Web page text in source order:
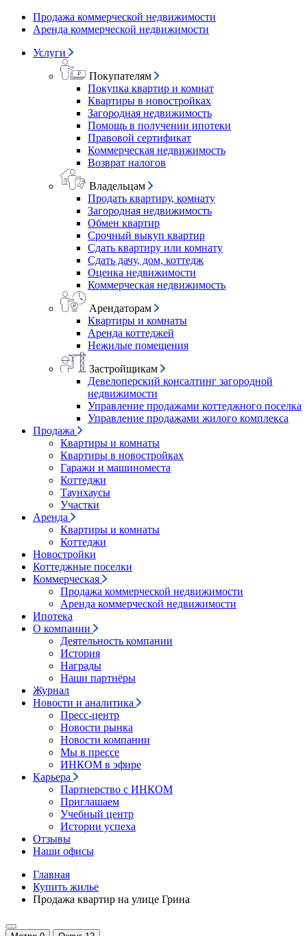
Продажа коммерческой недвижимости
Аренда коммерческой недвижимости
Услуги
Покупателям
Покупка квартир и комнат
Квартиры в новостройках
Загородная недвижимость
Помощь в получении ипотеки
Правовой сертификат
Коммерческая недвижимость
Возврат налогов
Владельцам
Продать квартиру, комнату
Загородная недвижимость
Обмен квартир
Срочный выкуп квартир
Сдать квартиру или комнату
Сдать дачу, дом, коттедж
Оценка недвижимости
Коммерческая недвижимость
Арендаторам
Квартиры и комнаты
Аренда коттеджей
Нежилые помещения
Застройщикам
Девелоперский консалтинг загородной
недвижимости
Управление продажами коттеджного поселка
Управление продажами жилого комплекса
Продажа
Квартиры и комнаты
Квартиры в новостройках
Гаражи и машиноместа
Коттеджи
Таунхаусы
Участки
Аренда
Квартиры и комнаты
Коттеджи
Новостройки
Коттеджные поселки
Коммерческая
Продажа коммерческой недвижимости
Аренда коммерческой недвижимости
Ипотека
О компании
Деятельность компании
История
Награды
Наши партнёры
Журнал
Новости и аналитика
Пресс-центр
Новости рынка
Новости компании
Мы в прессе
ИНКОМ в эфире
Карьера
Партнерство с ИНКОМ
Приглашаем
Учебный центр
Истории успеха
Отзывы
Наши офисы
Главная
Купить жилье
Продажа квартир на улице Грина